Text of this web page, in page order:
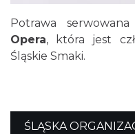
Potrawa
Opera, która jest
Śląskie Smaki.
ŚLĄSKA